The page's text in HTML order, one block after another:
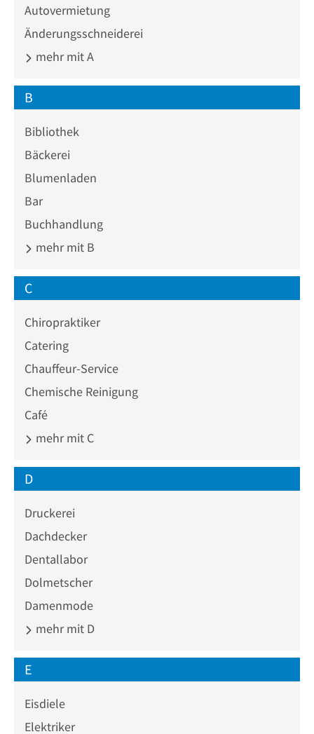
Autovermietung
Änderungsschneiderei
mehr mit A
B
Bibliothek
Bäckerei
Blumenladen
Bar
Buchhandlung
mehr mit B
C
Chiropraktiker
Catering
Chauffeur-Service
Chemische Reinigung
Café
mehr mit C
D
Druckerei
Dachdecker
Dentallabor
Dolmetscher
Damenmode
mehr mit D
E
Eisdiele
Elektriker